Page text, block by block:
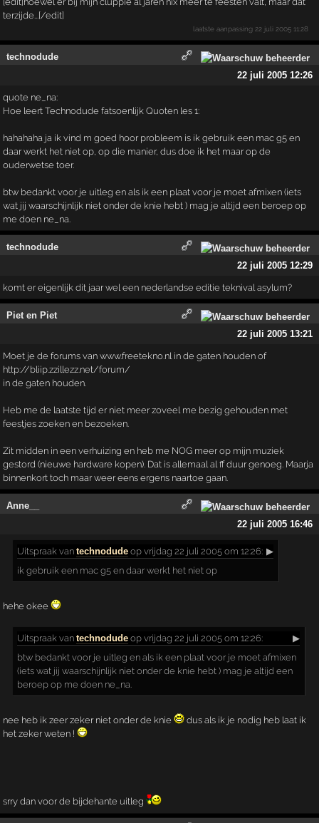
terzijde...[/edit]
laatste aanpassing 22 juli 2005 11:28
technodude
22 juli 2005 12:26
quote ne_na:
Hoe leert Technodude fatsoenlijk Quoten les 1:
hahahaha ja ik vind m goed hoor probleem is ik gebruik een mac g5 en
daar werkt het niet op, op die manier, dus doe ik het maar op de
ouderwetse toer.
btw bedankt voor je uitleg en als ik een plaat voor je moet afmixen (iets
wat jij waarschijnlijk niet onder de knie hebt ) mag je altijd een beroep op
me doen ne_na.
technodude
22 juli 2005 12:29
komt er eigenlijk dit jaar wel een nederlandse editie teknival asylum?
Piet en Piet
22 juli 2005 13:21
Moet je de forums van www.freetekno.nl in de gaten houden of
http://bliip.zzillezz.net/forum/
in de gaten houden.
Heb me de laatste tijd er niet meer zoveel me bezig gehouden met
feestjes zoeken en bezoeken.
Zit midden in een verhuizing en heb me NOG meer op mijn muziek
gestord (nieuwe hardware kopen). Dat is allemaal al ff duur genoeg. Maarja
binnenkort toch maar weer eens ergens naartoe gaan.
Anne__
22 juli 2005 16:46
Uitspraak vantechnodude op vrijdag 22 juli 2005 om 12:26: ▶
ik gebruik een mac g5 en daar werkt het niet op
hehe okee
Uitspraak vantechnodude op vrijdag 22 juli 2005 om 12:26:
▶
btw bedankt voor je uitleg en als ik een plaat voor je moet afmixen
(iets wat jij waarschijnlijk niet onder de knie hebt ) mag je altijd een
beroep op me doen ne_na.
nee heb ik zeer zeker niet onder de knie
dus als ik je nodig heb laat ik
het zeker weten !
srry dan voor de bijdehante uitleg